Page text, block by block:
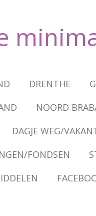
DRENTHE
NOORD
DAGJE WEG/
FONDSEN